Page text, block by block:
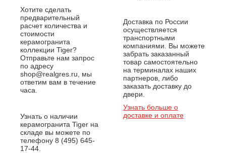
Хотите сделать
предварительный
расчет количества и
стоимости
керамогранита
коллекции Tiger?
Отправьте нам запрос
по адресу
shop@realgres.ru, мы
ответим вам в течение
часа.
Узнать о наличии
керамогранита Tiger на
складе вы можете по
телефону 8 (495) 645-
17-44.
Доставка по России
осуществляется
транспортными
компаниями. Вы можете
забрать заказанный
товар самостоятельно
на терминалах наших
партнеров, либо
заказать доставку до
двери.
Узнать больше о
доставке и оплате